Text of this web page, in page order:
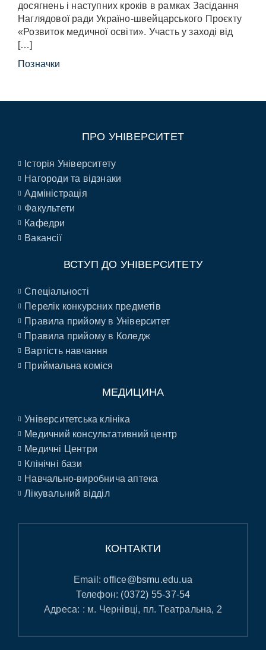
досягнень і наступних кроків в рамках Засідання
Наглядової ради Україно-швейцарського Проєкту
«Розвиток медичної освіти». Участь у заході від
[…]
Позначки
ПРО УНІВЕРСИТЕТ
Історія Університету
Нагороди та відзнаки
Адміністрація
Факультети
Кафедри
Вакансії
ВСТУП ДО УНІВЕРСИТЕТУ
Спеціальності
Перелік конкурсних предметів
Правила прийому в Університет
Правила прийому в Коледж
Вартість навчання
Приймальна коміся
МЕДИЦИНА
Університетська клініка
Медичний консультативний центр
Медичні Центри
Клінічні бази
Навчально-виробнича аптека
Лікувальний відділ
КОНТАКТИ
Email:office@bsmu.edu.ua
Телефон: (0372) 55-37-54
Адреса: : м. Чернівці, пл. Театральна, 2